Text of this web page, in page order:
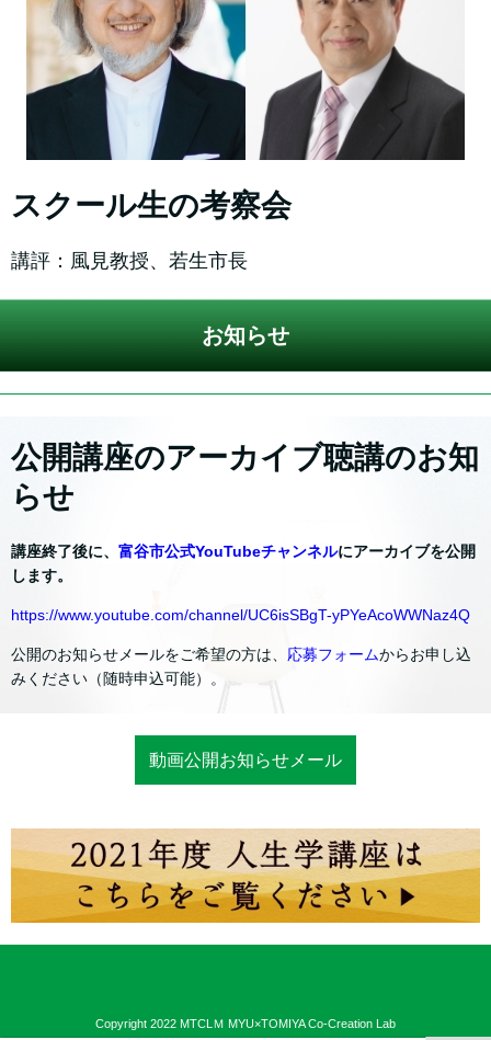
スクール生の考察会
講評：風見教授、若生市長
お知らせ
公開講座のアーカイブ聴講のお知
らせ
講座終了後に、 富谷市公式YouTubeチャンネルにアーカイブを公開
します。
https://www.youtube.com/channel/UC6isSBgT-yPYeAcoWWNaz4Q
公開のお知らせメールをご希望の方は、 応募フォームからお申し込
みください（随時申込可能）。
動画公開お知らせメール
Copyright 2022 MTCLＭ MYU×TOMIYA Co-Creation Lab